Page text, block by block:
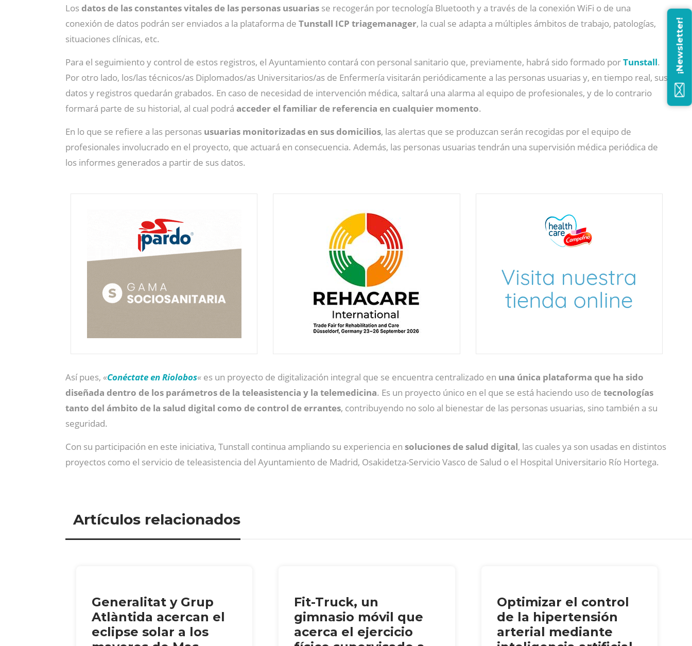
Los datos de las constantes vitales de las personas usuarias se recogerán por tecnología Bluetooth y a través de la conexión WiFi o de una
conexión de datos podrán ser enviados a la plataforma de Tunstall ICP triagemanager, la cual se adapta a múltiples ámbitos de trabajo, patologías,
situaciones clínicas, etc.
Para el seguimiento y control de estos registros, el Ayuntamiento contará con personal sanitario que, previamente, habrá sido formado porTunstall.
Por otro lado, los/las técnicos/as Diplomados/as Universitarios/as de Enfermería visitarán periódicamente a las personas usuarias y, en tiempo real, sus
datos y registros quedarán grabados. En caso de necesidad de intervención médica, saltará una alarma al equipo de profesionales, y de lo contrario
formará parte de su historial, al cual podrá acceder el familiar de referencia en cualquier momento.
En lo que se refiere a las personas usuarias monitorizadas en sus domicilios, las alertas que se produzcan serán recogidas por el equipo de
profesionales involucrado en el proyecto, que actuará en consecuencia. Además, las personas usuarias tendrán una supervisión médica periódica de
los informes generados a partir de sus datos.
Así pues, «Conéctate en Riolobos« es un proyecto de digitalización integral que se encuentra centralizado en una única plataforma que ha sido
diseñada dentro de los parámetros de la teleasistencia y la telemedicina. Es un proyecto único en el que se está haciendo uso de tecnologías
tanto del ámbito de la salud digital como de control de errantes, contribuyendo no solo al bienestar de las personas usuarias, sino también a su
seguridad.
Con su participación en este iniciativa, Tunstall continua ampliando su experiencia en soluciones de salud digital, las cuales ya son usadas en distintos
proyectos como el servicio de teleasistencia del Ayuntamiento de Madrid, Osakidetza-Servicio Vasco de Salud o el Hospital Universitario Río Hortega.
Artículos relacionados
Generalitat y Grup
Atlàntida acercan el
eclipse solar a los
Fit-Truck, un
gimnasio móvil que
acerca el ejercicio
Optimizar el control
de la hipertensión
arterial mediante
¡Newsletter!